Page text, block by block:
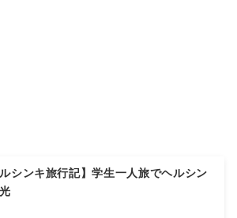
ルシンキ旅行記】学生一人旅でヘルシン